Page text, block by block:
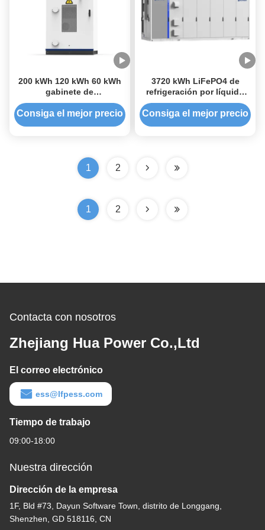
200 kWh 120 kWh 60 kWh
gabinete de
almacenamiento de
energía híbrida en red
fuera de la red todo en uno
baterías solares
industriales
Consiga el mejor precio
3720 kWh LiFePO4 de
refrigeración por líquido
Contenedor de
almacenamiento de
Consiga el mejor precio
1 2
1 2
Contacta con nosotros
Zhejiang Hua Power Co.,Ltd
El correo electrónico
ess@lfpess.com
Tiempo de trabajo
09:00-18:00
Nuestra dirección
Dirección de la empresa
1F, Bld #73, Dayun Software Town, distrito de Longgang,
Shenzhen, GD 518116, CN